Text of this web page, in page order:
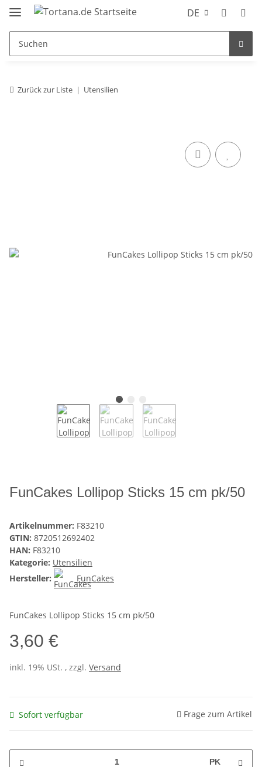
DE
Zurück zur Liste Utensilien
FunCakes Lollipop Sticks 15 cm pk/50
Artikelnummer: F83210
GTIN: 8720512692402
HAN: F83210
Kategorie: Utensilien
Hersteller:
FunCakes
FunCakes Lollipop Sticks 15 cm pk/50
3,60 €
inkl. 19% USt. , zzgl. Versand
Sofort verfügbar Frage zum Artikel
PK